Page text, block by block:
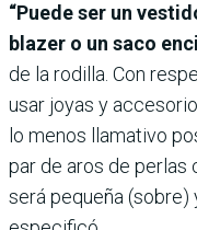
“Puede ser un
blazer o un saco
de la rodilla. Con
usar joyas y
lo menos llamativo
par de aros de perlas
será pequeña (sobre)